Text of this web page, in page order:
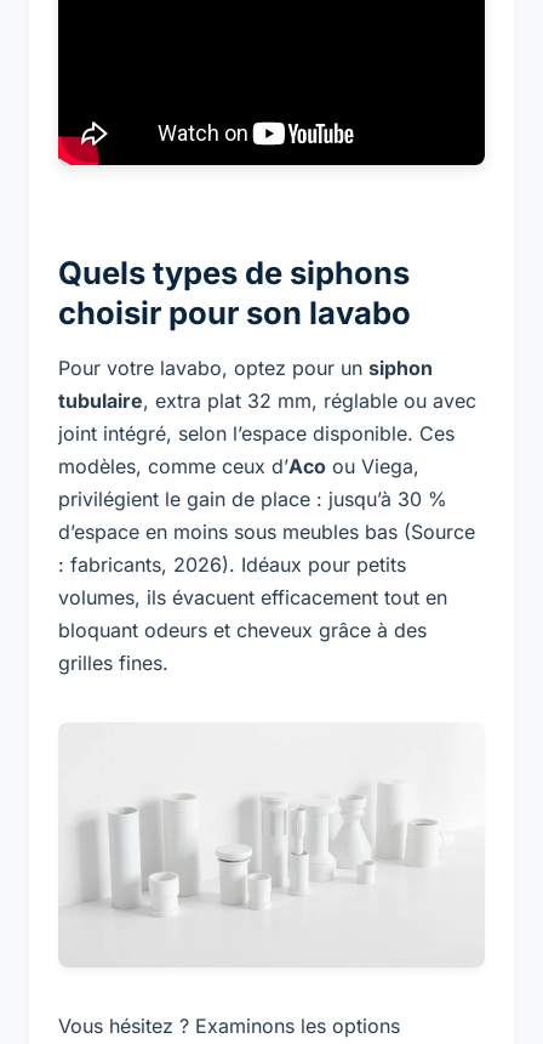
Quels types de siphons
choisir pour son lavabo
Pour votre lavabo, optez pour un siphon
tubulaire, extra plat 32 mm, réglable ou avec
joint intégré, selon l’espace disponible. Ces
modèles, comme ceux d’Aco ou Viega,
privilégient le gain de place : jusqu’à 30 %
d’espace en moins sous meubles bas (Source
: fabricants, 2026). Idéaux pour petits
volumes, ils évacuent efficacement tout en
bloquant odeurs et cheveux grâce à des
grilles fines.
Vous hésitez ? Examinons les options